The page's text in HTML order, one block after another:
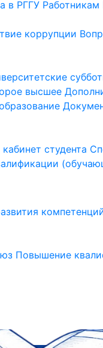
в РГГУ Работникам
коррупции
высшее
студента
Повышение